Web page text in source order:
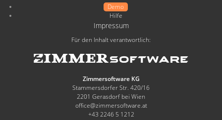
Demo
Hilfe
Impressum
Für den Inhalt verantwortlich:
Zimmersoftware KG
Stammersdorfer Str. 420/16
2201 Gerasdorf bei Wien
office@zimmersoftware.at
+43 2246 5 1212